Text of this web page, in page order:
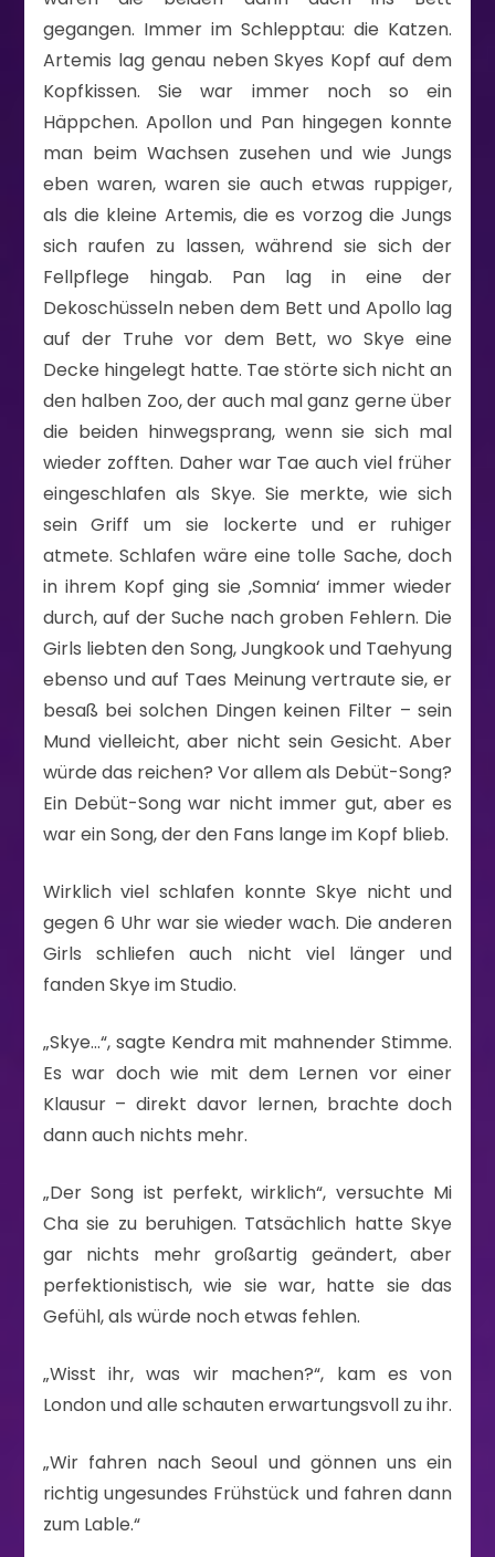
gegangen. Immer im Schlepptau: die Katzen.
Artemis lag genau neben Skyes Kopf auf dem
Kopfkissen. Sie war immer noch so ein
Häppchen. Apollon und Pan hingegen konnte
man beim Wachsen zusehen und wie Jungs
eben waren, waren sie auch etwas ruppiger,
als die kleine Artemis, die es vorzog die Jungs
sich raufen zu lassen, während sie sich der
Fellpflege hingab. Pan lag in eine der
Dekoschüsseln neben dem Bett und Apollo lag
auf der Truhe vor dem Bett, wo Skye eine
Decke hingelegt hatte. Tae störte sich nicht an
den halben Zoo, der auch mal ganz gerne über
die beiden hinwegsprang, wenn sie sich mal
wieder zofften. Daher war Tae auch viel früher
eingeschlafen als Skye. Sie merkte, wie sich
sein Griff um sie lockerte und er ruhiger
atmete. Schlafen wäre eine tolle Sache, doch
in ihrem Kopf ging sie ‚Somnia‘ immer wieder
durch, auf der Suche nach groben Fehlern. Die
Girls liebten den Song, Jungkook und Taehyung
ebenso und auf Taes Meinung vertraute sie, er
besaß bei solchen Dingen keinen Filter – sein
Mund vielleicht, aber nicht sein Gesicht. Aber
würde das reichen? Vor allem als Debüt-Song?
Ein Debüt-Song war nicht immer gut, aber es
war ein Song, der den Fans lange im Kopf blieb.
Wirklich viel schlafen konnte Skye nicht und
gegen 6 Uhr war sie wieder wach. Die anderen
Girls schliefen auch nicht viel länger und
fanden Skye im Studio.
„Skye…“, sagte Kendra mit mahnender Stimme.
Es war doch wie mit dem Lernen vor einer
Klausur – direkt davor lernen, brachte doch
dann auch nichts mehr.
„Der Song ist perfekt, wirklich“, versuchte Mi
Cha sie zu beruhigen. Tatsächlich hatte Skye
gar nichts mehr großartig geändert, aber
perfektionistisch, wie sie war, hatte sie das
Gefühl, als würde noch etwas fehlen.
„Wisst ihr, was wir machen?“, kam es von
London und alle schauten erwartungsvoll zu ihr.
„Wir fahren nach Seoul und gönnen uns ein
richtig ungesundes Frühstück und fahren dann
zum Lable.“